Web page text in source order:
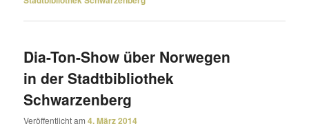
Dia-Ton-Show über Norwegen
in der Stadtbibliothek
Schwarzenberg
Veröffentlicht am4. März 2014